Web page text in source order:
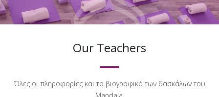
Our Teachers
Όλες οι πληροφορίες και τα βιογραφικά των δασκάλων του